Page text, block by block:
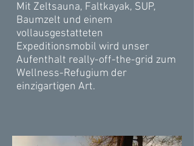
Mit Zeltsauna, Faltkayak, SUP,
Baumzelt und einem
vollausgestatteten
Expeditionsmobil wird unser
Aufenthalt really-off-the-grid zum
Wellness-Refugium der
einzigartigen Art.